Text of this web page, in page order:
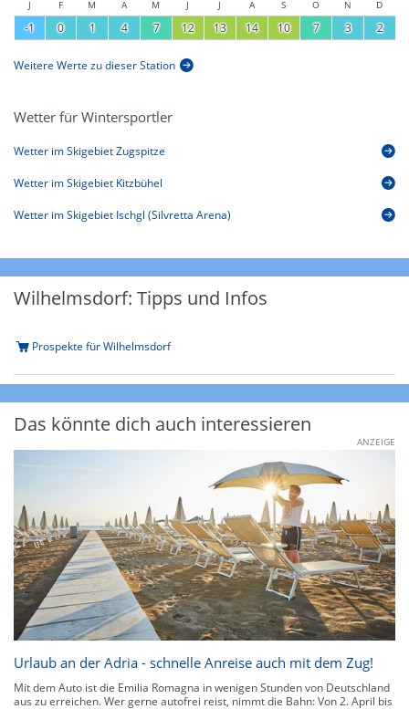
J F M A M J J A S O N D
-1 0 1 4 7 12 13 14 10 7 3 2
Weitere Werte zu dieser Station
Wetter für Wintersportler
Wetter im Skigebiet Zugspitze
Wetter im Skigebiet Kitzbühel
Wetter im Skigebiet Ischgl (Silvretta Arena)
Wilhelmsdorf: Tipps und Infos
Prospekte für Wilhelmsdorf
Das könnte dich auch interessieren
ANZEIGE
Urlaub an der Adria - schnelle Anreise auch mit dem Zug!
Mit dem Auto ist die Emilia Romagna in wenigen Stunden von Deutschland
aus zu erreichen. Wer gerne autofrei reist, nimmt die Bahn: Von 2. April bis